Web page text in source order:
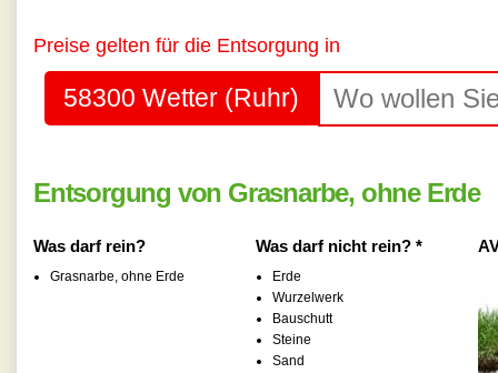
Preise gelten für die Entsorgung in
58300 Wetter (Ruhr)
Entsorgung von Grasnarbe, ohne Erde
Was darf rein?
Grasnarbe, ohne Erde
Was darf nicht rein? *
Erde
Wurzelwerk
Bauschutt
Steine
Sand